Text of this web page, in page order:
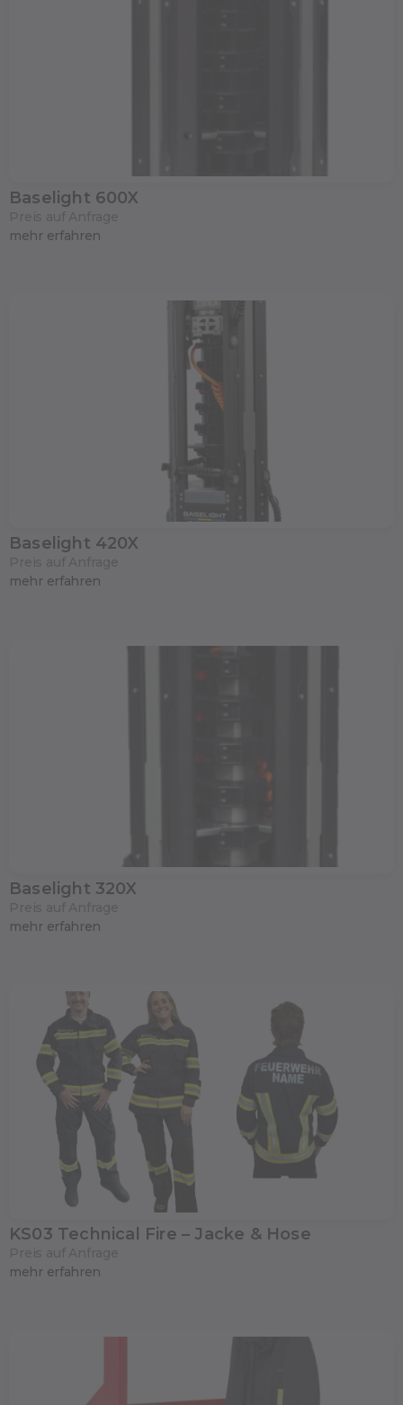
Baselight 600X
mehr erfahren
Baselight 420X
mehr erfahren
Baselight 320X
mehr erfahren
KS03 Technical Fire – Jacke & Hose
mehr erfahren